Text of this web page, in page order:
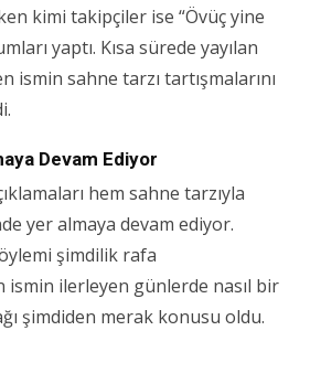
kimi takipçiler ise “Övüç yine
yaptı. Kısa sürede yayılan
sahne tarzı tartışmalarını
Devam Ediyor
hem sahne tarzıyla
yer almaya devam ediyor.
şimdilik rafa
ilerleyen günlerde nasıl bir
şimdiden merak konusu oldu.